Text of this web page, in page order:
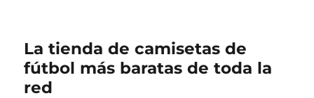
La tienda de camisetas de
fútbol más baratas de toda la
red